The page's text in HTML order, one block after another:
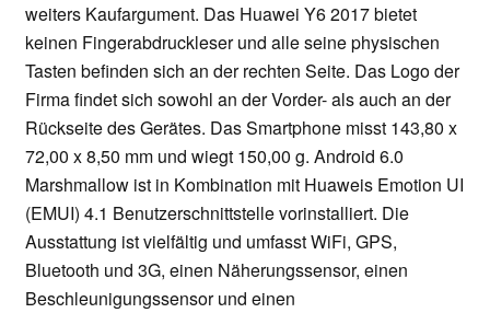
weiters Kaufargument. Das Huawei Y6 2017 bietet
keinen Fingerabdruckleser und alle seine physischen
Tasten befinden sich an der rechten Seite. Das Logo der
Firma findet sich sowohl an der Vorder- als auch an der
Rückseite des Gerätes. Das Smartphone misst 143,80 x
72,00 x 8,50 mm und wiegt 150,00 g. Android 6.0
Marshmallow ist in Kombination mit Huaweis Emotion UI
(EMUI) 4.1 Benutzerschnittstelle vorinstalliert. Die
Ausstattung ist vielfältig und umfasst WiFi, GPS,
Bluetooth und 3G, einen Näherungssensor, einen
Beschleunigungssensor und einen